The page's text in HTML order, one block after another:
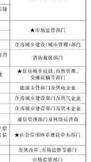
室
中心
号
我们